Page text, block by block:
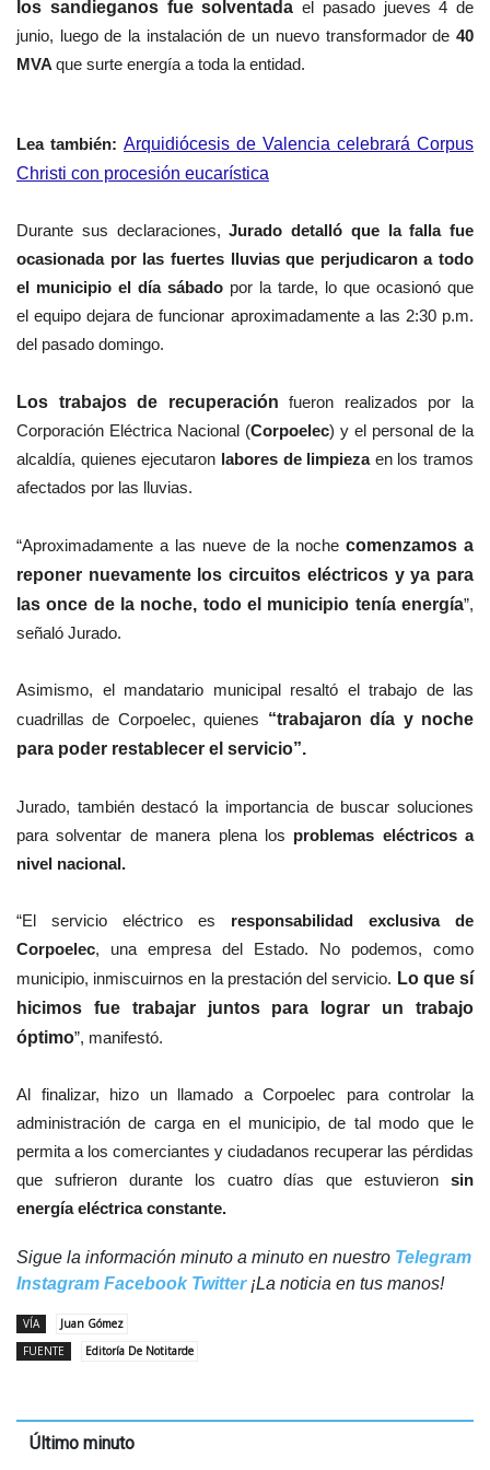
los sandieganos fue solventada el pasado jueves 4 de
junio, luego de la instalación de un nuevo transformador de 40
MVA que surte energía a toda la entidad.
Lea también: Arquidiócesis de Valencia celebrará Corpus
Christi con procesión eucarística
Durante sus declaraciones,Jurado detalló que la falla fue
ocasionada por las fuertes lluvias que perjudicaron a todo
el municipio el día sábado por la tarde, lo que ocasionó que
elequipo dejara de funcionar aproximadamente a las 2:30 p.m.
del pasado domingo.
Los trabajos de recuperaciónfueron realizados
por la
Corporación Eléctrica Nacional (Corpoelec) y el personal de la
alcaldía, quienes ejecutaron labores de limpiezaen los tramos
afectados por las lluvias.
“Aproximadamente a las nueve de la noche comenzamos a
reponer nuevamente los circuitos eléctricos y ya para
las once de la noche, todo el municipio tenía energía”,
señaló Jurado.
Asimismo, el mandatario municipal resaltó el trabajo de las
cuadrillas de Corpoelec, quienes “trabajaron día y noche
para poder restablecer el servicio”.
Jurado, también destacó la importancia de buscar soluciones
para solventar de manera plena los problemas eléctricos a
nivel nacional.
“El servicio eléctrico es responsabilidad exclusiva de
Corpoelec, una empresa del Estado. No podemos, como
municipio, inmiscuirnos en la prestación del servicio. Lo que sí
hicimos fue trabajar juntos para lograr un trabajo
óptimo”, manifestó.
Al finalizar, hizo un llamado a Corpoelec para controlar la
administración de carga en el municipio, de tal modo que le
permita a los comerciantes y ciudadanos recuperar las pérdidas
que sufrieron durante los cuatro días que estuvieron sin
energía eléctrica constante.
Sigue la información minuto a minuto en nuestro Telegram
Instagram Facebook Twitter¡La noticia en tus manos!
VÍA
Juan Gómez
FUENTE
Editoría De Notitarde
Último minuto